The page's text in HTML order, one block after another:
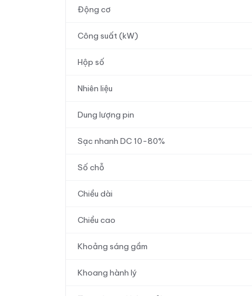
Động cơ
Công suất (kW)
Hộp số
Nhiên liệu
Dung lượng pin
Sạc nhanh DC 10-80%
Số chỗ
Chiều dài
Chiều cao
Khoảng sáng gầm
Khoang hành lý